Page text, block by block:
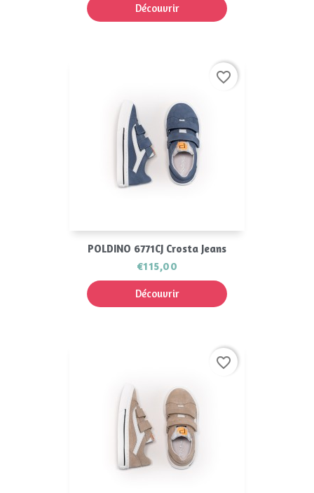
Découvrir
POLDINO 6771CJ Crosta Jeans
€115,00
Découvrir
favorite_border
favorite_border